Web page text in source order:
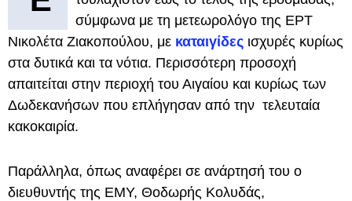
σύμφωνα με τη μετεωρολόγο της ΕΡΤ
Νικολέτα Ζιακοπούλου, με καταιγίδες ισχυρές κυρίως
στα δυτικά και τα νότια. Περισσότερη προσοχή
απαιτείται στην περιοχή του Αιγαίου και κυρίως των
Δωδεκανήσων που επλήγησαν από την τελευταία
κακοκαιρία.
Παράλληλα, όπως αναφέρει σε ανάρτησή του ο
διευθυντής της ΕΜΥ, Θοδωρής Κολυδάς,